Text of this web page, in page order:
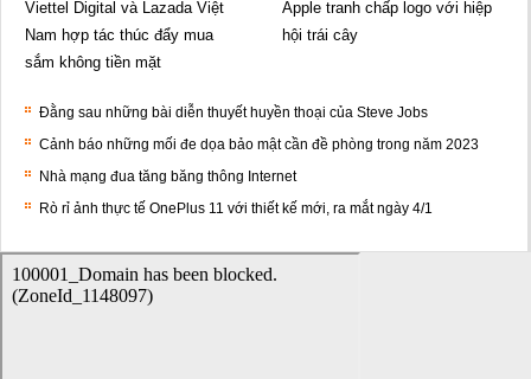
Viettel Digital và Lazada Việt
Nam hợp tác thúc đẩy mua
sắm không tiền mặt
Apple tranh chấp logo với hiệp
hội trái cây
Đằng sau những bài diễn thuyết huyền thoại của Steve Jobs
Cảnh báo những mối đe dọa bảo mật cần đề phòng trong năm 2023
Nhà mạng đua tăng băng thông Internet
Rò rỉ ảnh thực tế OnePlus 11 với thiết kế mới, ra mắt ngày 4/1